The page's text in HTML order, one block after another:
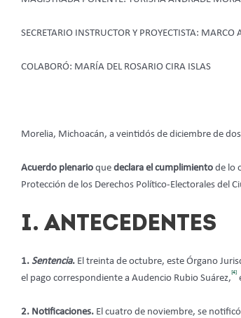
SECRETARIO INSTRUCTOR Y PROYECTISTA:
COLABORÓ: MARÍA DEL ROSARIO CIRA ISLAS
Morelia, Michoacán, a veintidós de diciembre de
Acuerdo plenario que declara el cumplimiento de lo
Protección de los Derechos Político-Electorales del
I. ANTECEDENTES
1. Sentencia. El treinta de octubre, este Órgano
el pago correspondiente a Audencio Rubio Suárez,
[4]
2. Notificaciones. El cuatro de noviembre, se